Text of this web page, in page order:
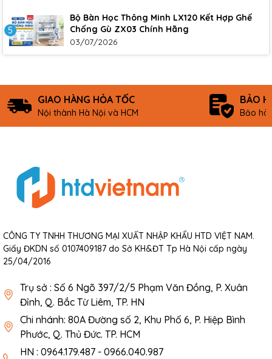
5
Bộ Bàn Học Thông Minh LX120 Kết Hợp Ghế
Chống Gù ZX03 Chính Hãng
03/07/2026
GIAO HÀNG HỎA TỐC
Nội thành Hà Nội và HCM
BẢO
Bảo
CÔNG TY TNHH THƯƠNG MẠI XUẤT NHẬP KHẨU HTD VIỆT NAM.
Giấy ĐKDN số 0107409187 do Sở KH&ĐT Tp Hà Nội cấp ngày
25/04/2016
Trụ sở : Số 6 Ngõ 397/2/5 Phạm Văn Đồng, P. Xuân
Đỉnh, Q. Bắc Từ Liêm, TP. HN
Chi nhánh: 80A Đường số 2, Khu Phố 6, P. Hiệp Bình
Phước, Q. Thủ Đức. TP. HCM
HN : 0964.179.487 - 0966.040.987